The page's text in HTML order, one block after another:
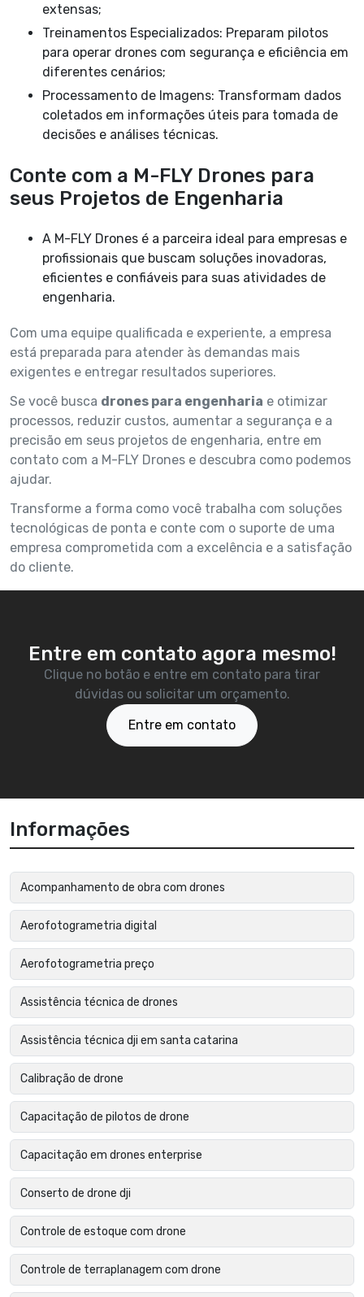
extensas;
Treinamentos Especializados: Preparam pilotos
para operar drones com segurança e eficiência em
diferentes cenários;
Processamento de Imagens: Transformam dados
coletados em informações úteis para tomada de
decisões e análises técnicas.
Conte com a M-FLY Drones para
seus Projetos de Engenharia
A M-FLY Drones é a parceira ideal para empresas e
profissionais que buscam soluções inovadoras,
eficientes e confiáveis para suas atividades de
engenharia.
Com uma equipe qualificada e experiente, a empresa
está preparada para atender às demandas mais
exigentes e entregar resultados superiores.
Se você busca drones para engenharia e otimizar
processos, reduzir custos, aumentar a segurança e a
precisão em seus projetos de engenharia, entre em
contato com a M-FLY Drones e descubra como podemos
ajudar.
Transforme a forma como você trabalha com soluções
tecnológicas de ponta e conte com o suporte de uma
empresa comprometida com a excelência e a satisfação
do cliente.
Entre em contato agora mesmo!
Clique no botão e entre em contato para tirar
dúvidas ou solicitar um orçamento.
Entre em contato
Informações
Acompanhamento de obra com drones
Aerofotogrametria digital
Aerofotogrametria preço
Assistência técnica de drones
Assistência técnica dji em santa catarina
Calibração de drone
Capacitação de pilotos de drone
Capacitação em drones enterprise
Conserto de drone dji
Controle de estoque com drone
Controle de terraplanagem com drone